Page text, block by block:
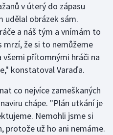
v úterý do zápasu
udělal obrázek sám.
a náš tým a vnímám to
mrzí, že si to nemůžeme
přítomnými hráči na
konstatoval Varaďa.
co nejvíce zameškaných
chápe. "Plán utkání je
Nemohli jsme si
protože už ho ani nemáme.